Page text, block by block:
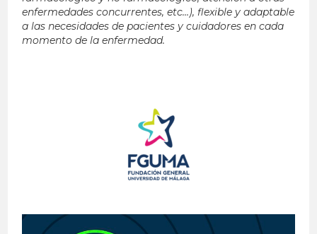
enfermedades concurrentes, etc…), flexible y adaptable
a las necesidades de pacientes y cuidadores en cada
momento de la enfermedad.